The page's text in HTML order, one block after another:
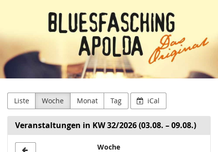
springen
Lindwurm
Faschingsclub
Apolda
e.V.
Liste Woche Monat Tag iCal
Veranstaltungen in KW 32/2026 (03.08. – 09.08.)
Woche